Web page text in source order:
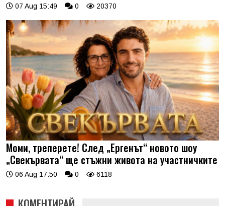
07 Aug 15:49 0 20370
Моми, треперете! След „Ергенът“ новото шоу
„Свекървата“ ще стъжни живота на участничките
06 Aug 17:50 0 6118